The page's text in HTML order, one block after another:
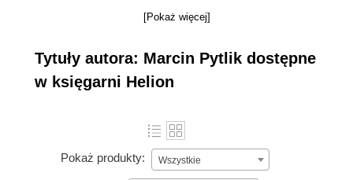
[Pokaż więcej]
Tytuły autora: Marcin Pytlik dostępne
w księgarni Helion
Pokaż produkty: Wszystkie